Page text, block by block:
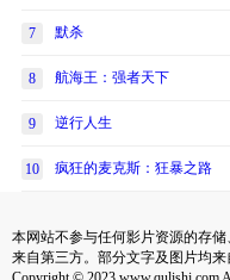
7 默杀
8 航海王：强者天下
9 逆行人生
10 疯狂的麦克斯：狂暴之路
本网站不参与任何影片资源的存
来自第三方。部分文字及图片均来